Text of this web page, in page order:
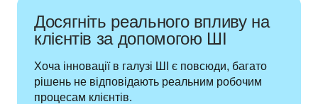
Досягніть реального впливу на
клієнтів за допомогою ШІ
Хоча інновації в галузі ШІ є повсюди, багато
рішень не відповідають реальним робочим
процесам клієнтів.